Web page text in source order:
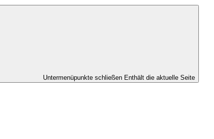
Untermenüpunkte schließen Enthält die aktuelle Seite